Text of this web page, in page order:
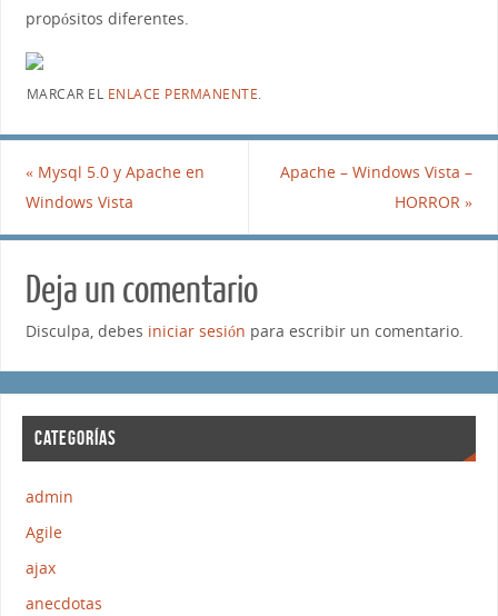
propósitos diferentes.
MARCAR EL ENLACE PERMANENTE.
«Mysql 5.0 y Apache en
Windows Vista
Apache – Windows Vista –
HORROR»
Deja un comentario
Disculpa, debes iniciar sesión para escribir un comentario.
CATEGORÍAS
admin
Agile
ajax
anecdotas